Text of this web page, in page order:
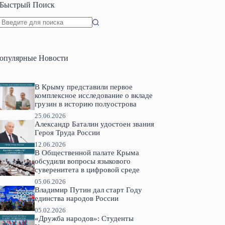
Быстрый Поиск
Новости
В Крыму представили первое
комплексное исследование о вкладе
грузин в историю полуострова
25.06.2026
Александр Баталин удостоен звания
Героя Труда России
12.06.2026
В Общественной палате Крыма
обсудили вопросы языкового
суверенитета в цифровой среде
05.06.2026
Владимир Путин дал старт Году
единства народов России
05.02.2026
«Дружба народов»: Студенты